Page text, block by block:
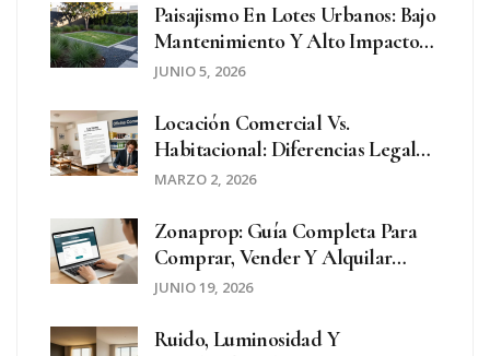
Paisajismo En Lotes Urbanos: Bajo
Mantenimiento Y Alto Impacto
Visual
JUNIO 5, 2026
Locación Comercial Vs.
Habitacional: Diferencias Legales
Clave Que Todo Propietario Debe
MARZO 2, 2026
Zonaprop: Guía Completa Para
Comprar, Vender Y Alquilar
Inmuebles En Argentina
JUNIO 19, 2026
Ruido, Luminosidad Y